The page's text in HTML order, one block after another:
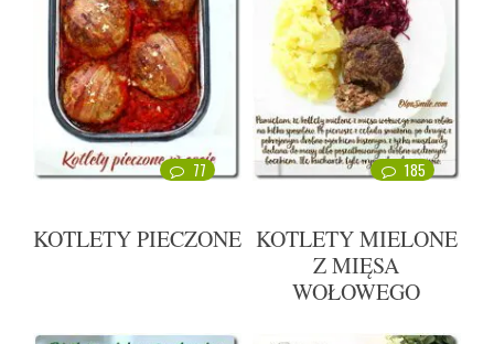
77
KOTLETY PIECZONE
185
KOTLETY MIELONE
Z MIĘSA
WOŁOWEGO